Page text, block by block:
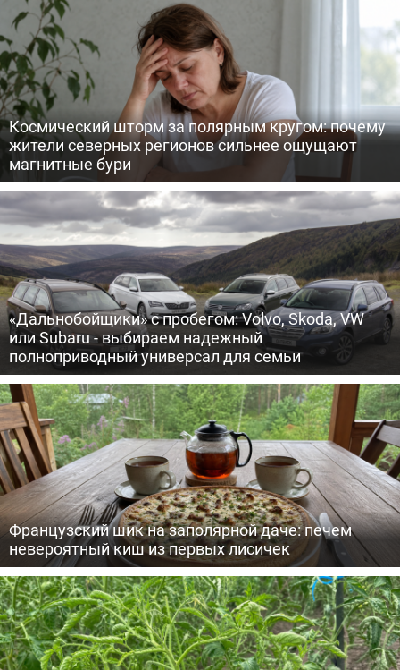
Космический шторм за полярным кругом: почему
жители северных регионов сильнее ощущают
магнитные бури
«Дальнобойщики» с пробегом: Volvo, Skoda, VW
или Subaru - выбираем надежный
полноприводный универсал для семьи
Французский шик на заполярной даче: печем
невероятный киш из первых лисичек